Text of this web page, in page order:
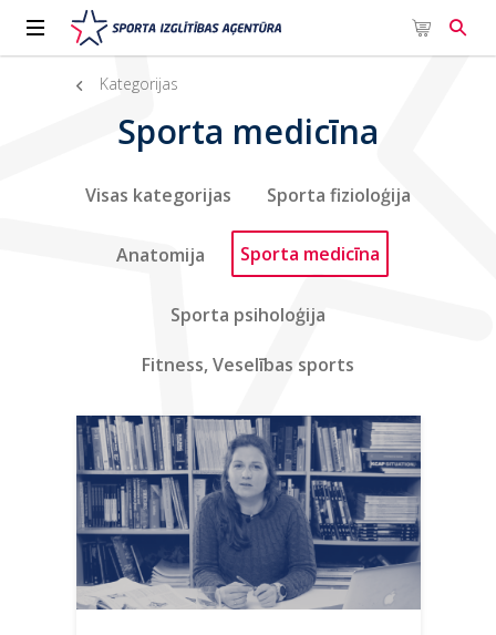
Kategorijas
Sporta medicīna
Visas kategorijas Sporta fizioloģija
Anatomija Sporta medicīna
Sporta psiholoģija
Fitness, Veselības sports